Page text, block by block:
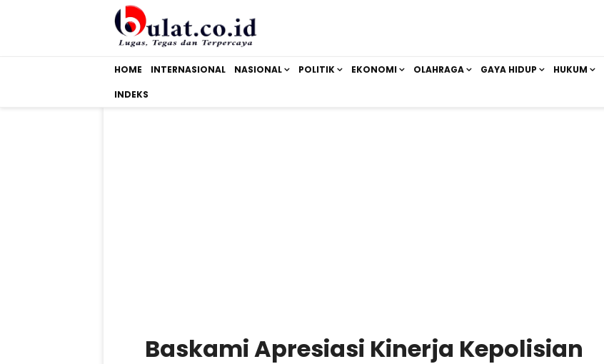
HOME INTERNASIONAL NASIONAL POLITIK EKONOMI OLAHRAGA GAYA HIDUP HUKUM
INDEKS
Baskami Apresiasi Kinerja Kepolisian